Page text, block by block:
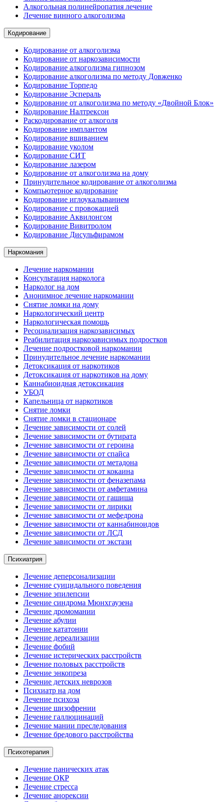
Алкогольная полинейропатия лечение
Лечение винного алкоголизма
Кодирование
Кодирование от алкоголизма
Кодирование от наркозависимости
Кодирование алкоголизма гипнозом
Кодирование алкоголизма по методу Довженко
Кодирование Торпедо
Кодирование Эспераль
Кодирование от алкоголизма по методу «Двойной Блок»
Кодирование Налтрексон
Раскодирование от алкоголя
Кодирование имплантом
Кодирование вшиванием
Кодирование уколом
Кодирование СИТ
Кодирование лазером
Кодирование от алкоголизма на дому
Принудительное кодирование от алкоголизма
Компьютерное кодирование
Кодирование иглоукалыванием
Кодирование с провокацией
Кодирование Аквилонгом
Кодирование Вивитролом
Кодирование Дисульфирамом
Наркомания
Лечение наркомании
Консультация нарколога
Нарколог на дом
Анонимное лечение наркомании
Снятие ломки на дому
Наркологический центр
Наркологическая помощь
Ресоциализация наркозависимых
Реабилитация наркозависимых подростков
Лечение подростковой наркомании
Принудительное лечение наркомании
Детоксикация от наркотиков
Детоксикация от наркотиков на дому
Каннабиоидная детоксикация
УБОД
Капельница от наркотиков
Снятие ломки
Снятие ломки в стационаре
Лечение зависимости от солей
Лечение зависимости от бутирата
Лечение зависимости от героина
Лечение зависимости от спайса
Лечение зависимости от метадона
Лечение зависимости от кокаина
Лечение зависимости от феназепама
Лечение зависимости от амфетамина
Лечение зависимости от гашиша
Лечение зависимости от лирики
Лечение зависимости от мефедрона
Лечение зависимости от каннабиноидов
Лечение зависимости от ЛСД
Лечение зависимости от экстази
Психиатрия
Лечение деперсонализации
Лечение суицидального поведения
Лечение эпилепсии
Лечение синдрома Мюнхгаузена
Лечение дромомании
Лечение абулии
Лечение кататонии
Лечение дереализации
Лечение фобий
Лечение истерических расстройств
Лечение половых расстройств
Лечение энкопреза
Лечение детских неврозов
Психиатр на дом
Лечение психоза
Лечение шизофрении
Лечение галлюцинаций
Лечение мании преследования
Лечение бредового расстройства
Психотерапия
Лечение панических атак
Лечение ОКР
Лечение стресса
Лечение анорексии